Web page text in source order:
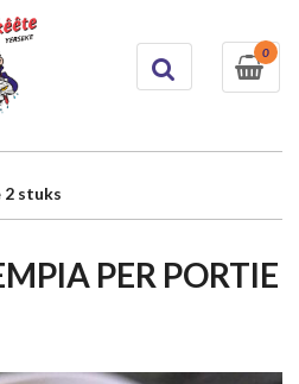
0
stuks
PER PORTIE